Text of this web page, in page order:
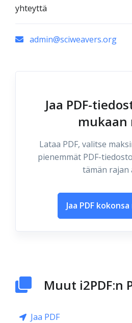
yhteyttä
admin@sciweavers.org
Jaa PDF-
mukaan
Lataa PDF, valitse
pienemmät PDF-
tämän rajan
Jaa PDF
Muut i2PDF:n
Jaa PDF